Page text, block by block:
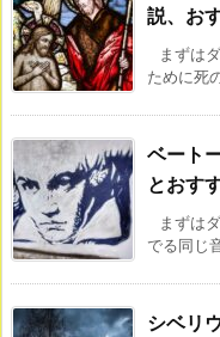
説、お
まずは
ために死
ベート
とおす
まずは
でる同じ
シベリ